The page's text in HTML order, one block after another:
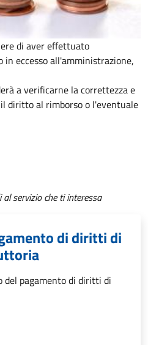
di aver effettuato
eccesso all'amministrazione,
a verificarne la correttezza e
diritto al rimborso o l'eventuale
servizio che ti interessa
di diritti di
del pagamento di diritti di